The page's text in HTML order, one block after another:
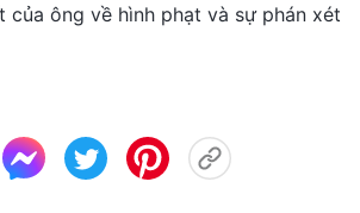
của ông về hình phạt và sự phán xét